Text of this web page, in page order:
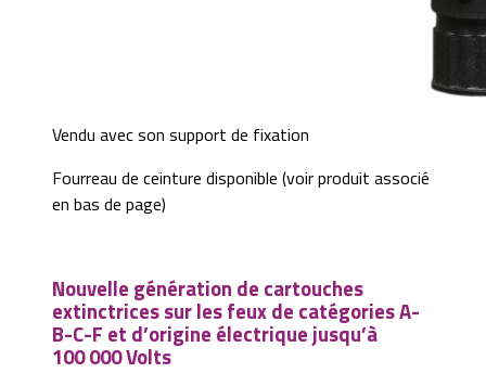
Vendu avec son support de fixation
Fourreau de ceinture disponible (voir produit associé
en bas de page)
Nouvelle génération de cartouches
extinctrices sur les feux de catégories A-
B-C-F et d’origine électrique jusqu’à
100 000 Volts